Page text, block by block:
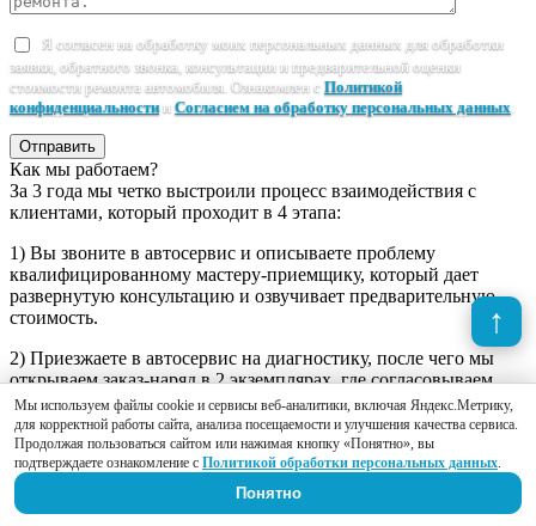
Я согласен на обработку моих персональных данных для обработки
заявки, обратного звонка, консультации и предварительной оценки
стоимости ремонта автомобиля. Ознакомлен с Политикой
конфиденциальностии Согласием на обработку персональных данных
Отправить
Как мы работаем?
За 3 года мы четко выстроили процесс взаимодействия с
клиентами, который проходит в 4 этапа:
1) Вы звоните в автосервис и описываете проблему
квалифицированному мастеру-приемщику, который дает
развернутую консультацию и озвучивает предварительную
стоимость.
2) Приезжаете в автосервис на диагностику, после чего мы
открываем заказ-наряд в 2 экземплярах, где согласовываем
план работ и утверждаем стоимость.
3) Наши специалисты реализуют намеченный план,
предоставляя Вам фотоотчет о проделанной работе. Если по
ходу ремонта окажется, что автомобиль нуждается в
дополнительном ремонте, это предварительно обговаривается
Мы используем файлы cookie и сервисы веб-аналитики, включая Яндекс.Метрику,
для корректной работы сайта, анализа посещаемости и улучшения качества сервиса.
Продолжая пользоваться сайтом или нажимая кнопку «Понятно», вы
подтверждаете ознакомление с Политикой обработки персональных данных.
Понятно